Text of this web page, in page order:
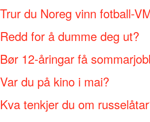
Trur du Noreg vinn fotball-
Redd for å dumme deg ut?
Bør 12-åringar få
Var du på kino i mai?
Kva tenkjer du om